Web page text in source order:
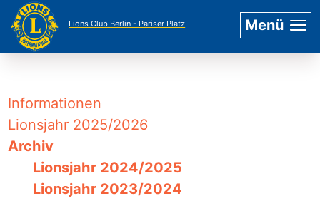
Menü
Lions Club Berlin - Pariser Platz
Informationen
Lionsjahr 2025/2026
Archiv
Lionsjahr 2024/2025
Lionsjahr 2023/2024